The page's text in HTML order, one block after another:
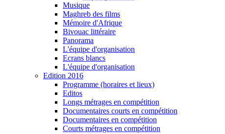
Musique
Maghreb des films
Mémoire d'Afrique
Bivouac littéraire
Panorama
L'équipe d'organisation
Ecrans blancs
L'équipe d'organisation
Edition 2016
Programme (horaires et lieux)
Editos
Longs métrages en compétition
Documentaires courts en compétition
Documentaires en compétition
Courts métrages en compétition